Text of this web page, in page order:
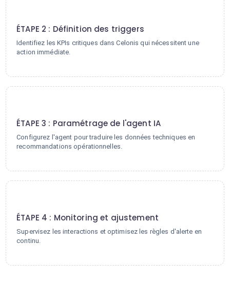
ÉTAPE 2 : Définition des triggers
Identifiez les KPIs critiques dans Celonis qui nécessitent une
action immédiate.
ÉTAPE 3 : Paramétrage de l'agent IA
Configurez l'agent pour traduire les données techniques en
recommandations opérationnelles.
ÉTAPE 4 : Monitoring et ajustement
Supervisez les interactions et optimisez les règles d'alerte en
continu.